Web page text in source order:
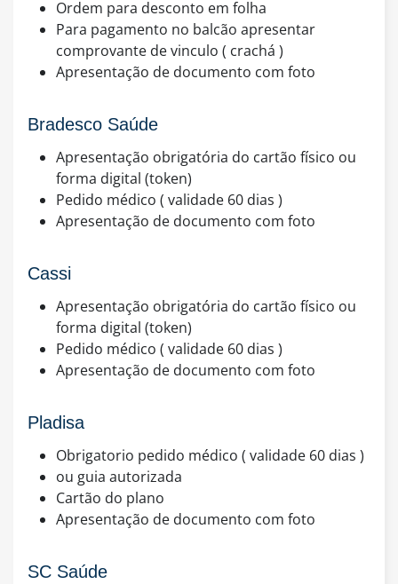
Ordem para desconto em folha
Para pagamento no balcão apresentar
comprovante de vinculo ( crachá )
Apresentação de documento com foto
Bradesco Saúde
Apresentação obrigatória do cartão físico ou
forma digital (token)
Pedido médico ( validade 60 dias )
Apresentação de documento com foto
Cassi
Apresentação obrigatória do cartão físico ou
forma digital (token)
Pedido médico ( validade 60 dias )
Apresentação de documento com foto
Pladisa
Obrigatorio pedido médico ( validade 60 dias )
ou guia autorizada
Cartão do plano
Apresentação de documento com foto
SC Saúde